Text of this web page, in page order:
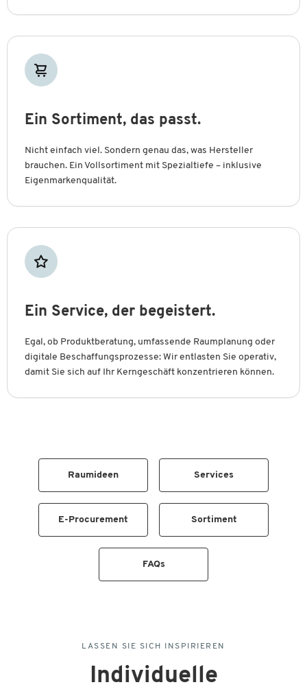
Ein Sortiment, das passt.
Nicht einfach viel. Sondern genau das, was Hersteller
brauchen. Ein Vollsortiment mit Spezialtiefe – inklusive
Eigenmarkenqualität.
Ein Service, der begeistert.
Egal, ob Produktberatung, umfassende Raumplanung oder
digitale Beschaffungsprozesse: Wir entlasten Sie operativ,
damit Sie sich auf Ihr Kerngeschäft konzentrieren können.
Raumideen Services
E-Procurement Sortiment
FAQs
LASSEN SIE SICH INSPIRIEREN
Individuelle